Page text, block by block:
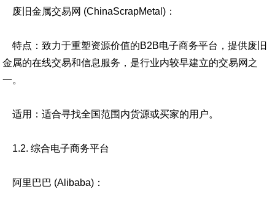
废旧金属交易网 (ChinaScrapMetal)：
特点：致力于重塑资源价值的B2B电子商务平台，提供废旧
金属的在线交易和信息服务，是行业内较早建立的交易网之
一。
适用：适合寻找全国范围内货源或买家的用户。
1.2. 综合电子商务平台
阿里巴巴 (Alibaba)：